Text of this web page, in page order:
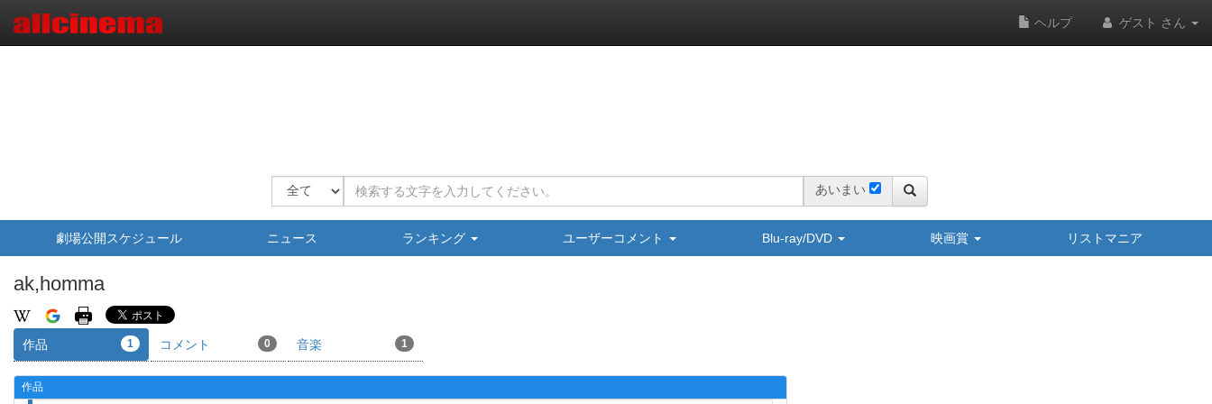
ヘルプ ゲスト さん
あいまい
劇場公開スケジュール ニュース ランキング ユーザーコメント Blu-ray/DVD 映画賞 リストマニア
ak,homma
作品 1 コメント 0 音楽 1
作品